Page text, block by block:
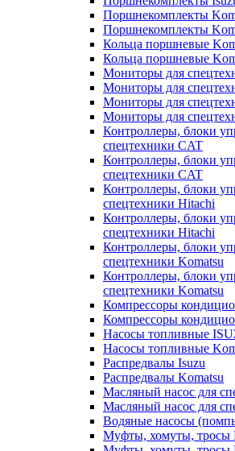
Поршнекомплекты
Поршнекомплекты
Кольца поршневые
Кольца поршневые
Мониторы для
Мониторы для
Мониторы для
Мониторы для
Контроллеры, блоки
спецтехники CAT
Контроллеры, блоки
спецтехники CAT
Контроллеры, блоки
спецтехники Hitachi
Контроллеры, блоки
спецтехники Hitachi
Контроллеры, блоки
спецтехники Komatsu
Контроллеры, блоки
спецтехники Komatsu
Компрессоры
Компрессоры
Насосы топливные
Насосы топливные
Распредвалы Isuzu
Распредвалы Komatsu
Масляный насос для
Масляный насос для
Водяные насосы
Муфты, хомуты, тросы